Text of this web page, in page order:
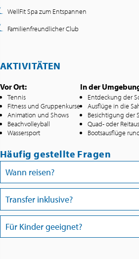
WellFit Spa zum Entspannen
Familienfreundlicher Club
AKTIVITÄTEN
Vor Ort:
Tennis
Fitness und Gruppenkurse
Animation und Shows
Beachvolleyball
Wassersport
In der
Entdeckung der
Ausflüge in die
Besichtigung der
Quad- oder
Bootsausflüge
Häufig gestellte Fragen
Wann reisen?
Transfer inklusive?
Für Kinder geeignet?